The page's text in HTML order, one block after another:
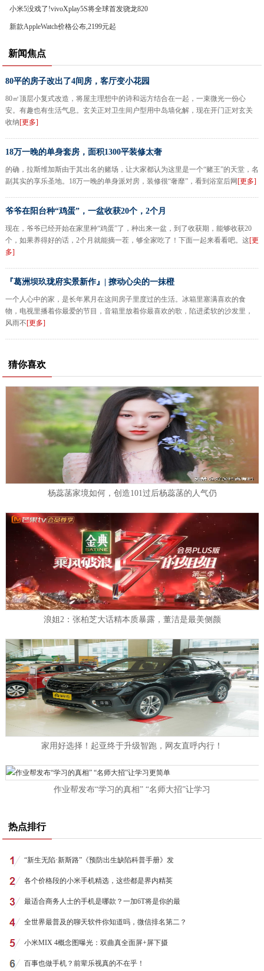
小米5没戏了!vivoXplay5S将全球首发骁龙820
新款AppleWatch价格公布,2199元起
新闻焦点
80平的房子改出了4间房，客厅变小花园
80㎡顶层小复式改造，将屋主理想中的诗和远方结合在一起，一束微光一份心
安。有趣也有生活气息。玄关正对卫生间户型用中岛墙化解，现在开门正对玄关
收纳[更多]
18万一晚的单身套房，面积1300平装修太奢
的确，拉斯维加斯由于其出名的赌场，让大家都认为这里是一个“赌王”的天堂，名
副其实的享乐圣地。18万一晚的单身派对房，装修很“奢靡”，看到浴室后网 [更多]
爷爷在阳台种“鸡蛋”，一盆收获20个，2个月
现在，爷爷已经开始在家里种“鸡蛋”了，种出来一盆，到了收获期，能够收获20
个，如果养得好的话，2个月就能摘一茬，够全家吃了！下面一起来看看吧。这[更
多]
『葛洲坝玖珑府实景新作』| 撩动心尖的一抹橙
一个人心中的家，是长年累月在这间房子里度过的生活。冰箱里塞满喜欢的食
物，电视里播着你最爱的节目，音箱里放着你最喜欢的歌，陷进柔软的沙发里，
风雨不[更多]
猜你喜欢
杨蕊菡家境如何，创造101过后杨蕊菡的人气仍
浪姐2：张柏芝大话精本质暴露，董洁是最美侧颜
家用好选择！起亚终于升级智跑，网友直呼内行！
作业帮发布“学习的真相” “名师大招”让学习
热点排行
“新生无陷·新斯路”《预防出生缺陷科普手册》发
各个价格段的小米手机精选，这些都是界内精英
最适合商务人士的手机是哪款？一加6T将是你的最
全世界最普及的聊天软件你知道吗，微信排名第二？
小米MIX 4概念图曝光：双曲真全面屏+屏下摄
百事也做手机？前辈乐视真的不在乎！